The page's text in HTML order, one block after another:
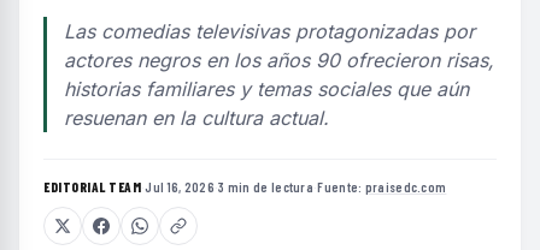
Las comedias televisivas protagonizadas por
actores negros en los años 90 ofrecieron risas,
historias familiares y temas sociales que aún
resuenan en la cultura actual.
EDITORIAL TEAM·Jul 16, 2026·3 min de lectura·Fuente: praisedc.com